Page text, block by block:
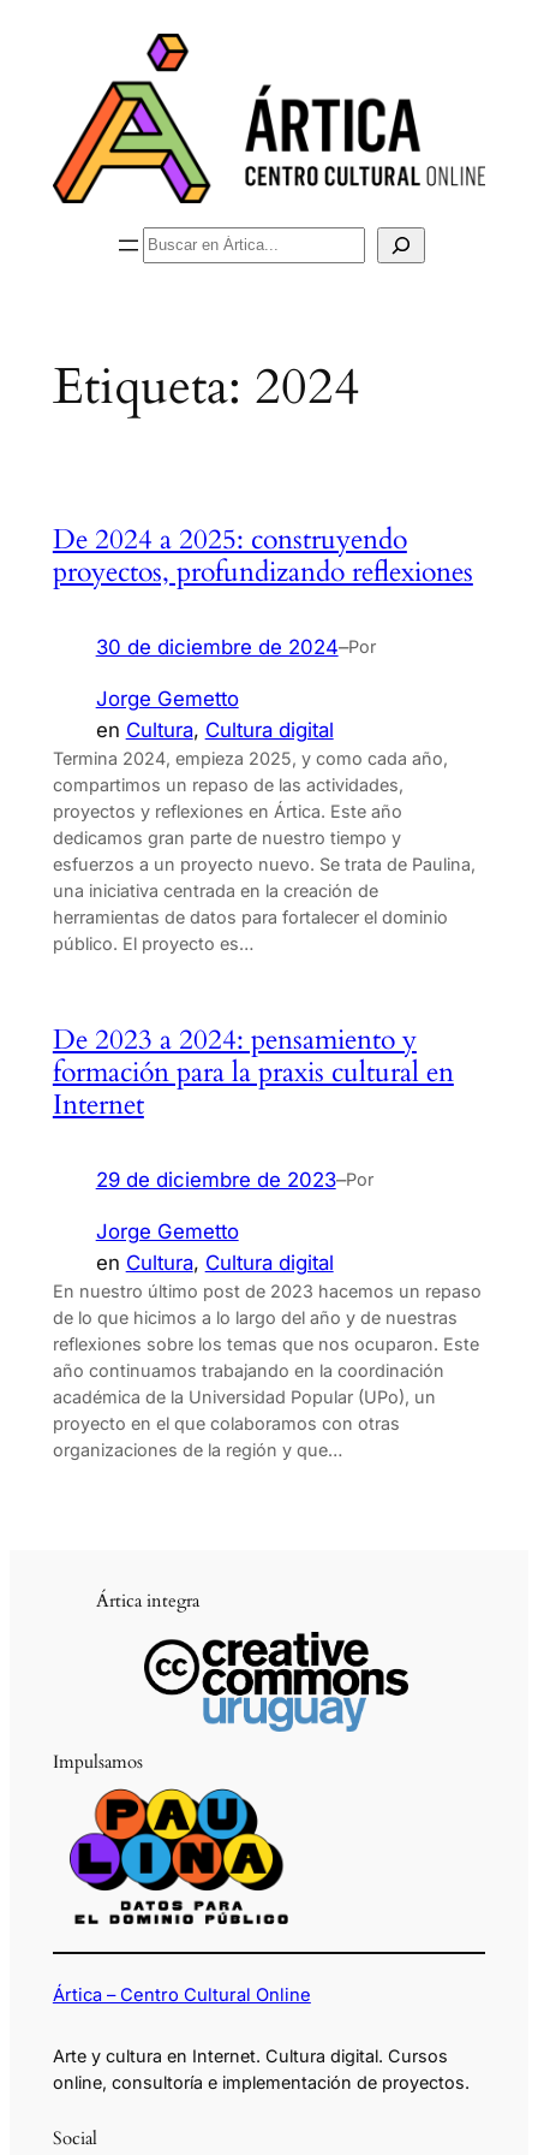
Buscar
Etiqueta: 2024
De 2024 a 2025: construyendo
proyectos, profundizando reflexiones
30 de diciembre de 2024–Por
Jorge Gemetto
en Cultura, Cultura digital
Termina 2024, empieza 2025, y como cada año,
compartimos un repaso de las actividades,
proyectos y reflexiones en Ártica. Este año
dedicamos gran parte de nuestro tiempo y
esfuerzos a un proyecto nuevo. Se trata de Paulina,
una iniciativa centrada en la creación de
herramientas de datos para fortalecer el dominio
público. El proyecto es…
De 2023 a 2024: pensamiento y
formación para la praxis cultural en
Internet
29 de diciembre de 2023–Por
Jorge Gemetto
en Cultura, Cultura digital
En nuestro último post de 2023 hacemos un repaso
de lo que hicimos a lo largo del año y de nuestras
reflexiones sobre los temas que nos ocuparon. Este
año continuamos trabajando en la coordinación
académica de la Universidad Popular (UPo), un
proyecto en el que colaboramos con otras
organizaciones de la región y que…
Ártica integra
Impulsamos
Ártica – Centro Cultural Online
Arte y cultura en Internet. Cultura digital. Cursos
online, consultoría e implementación de proyectos.
Social